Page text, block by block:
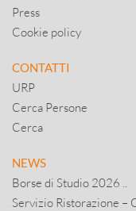
Press
Cookie policy
CONTATTI
URP
Cerca Persone
Cerca
NEWS
Borse di Studio 2026 ..
Servizio Ristorazione –